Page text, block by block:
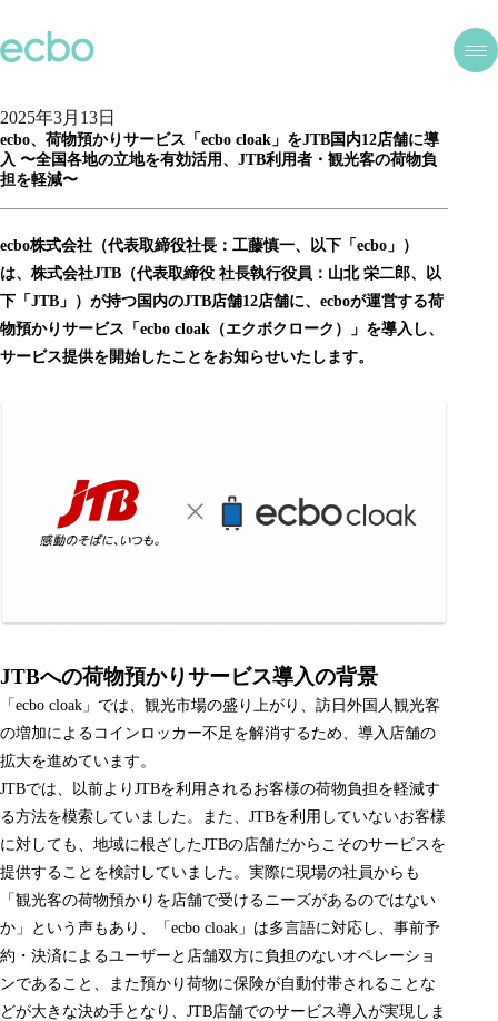
2025年3月13日
ecbo、荷物預かりサービス「ecbo cloak」をJTB国内12店舗に導
入 〜全国各地の立地を有効活用、JTB利用者・観光客の荷物負
担を軽減〜
ecbo株式会社（代表取締役社長：工藤慎一、以下「ecbo」）
は、株式会社JTB（代表取締役 社長執行役員：山北 栄二郎、以
下「JTB」）が持つ国内のJTB店舗12店舗に、ecboが運営する荷
物預かりサービス「ecbo cloak（エクボクローク）」を導入し、
サービス提供を開始したことをお知らせいたします。
JTBへの荷物預かりサービス導入の背景
「ecbo cloak」では、観光市場の盛り上がり、訪日外国人観光客
の増加によるコインロッカー不足を解消するため、導入店舗の
拡大を進めています。
JTBでは、以前よりJTBを利用されるお客様の荷物負担を軽減す
る方法を模索していました。また、JTBを利用していないお客様
に対しても、地域に根ざしたJTBの店舗だからこそのサービスを
提供することを検討していました。実際に現場の社員からも
「観光客の荷物預かりを店舗で受けるニーズがあるのではない
か」という声もあり、「ecbo cloak」は多言語に対応し、事前予
約・決済によるユーザーと店舗双方に負担のないオペレーショ
ンであること、また預かり荷物に保険が自動付帯されることな
どが大きな決め手となり、JTB店舗でのサービス導入が実現しま